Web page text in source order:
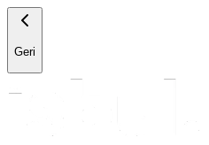
Geri